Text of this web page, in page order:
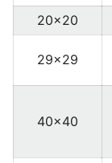
20x20
29x29
40x40